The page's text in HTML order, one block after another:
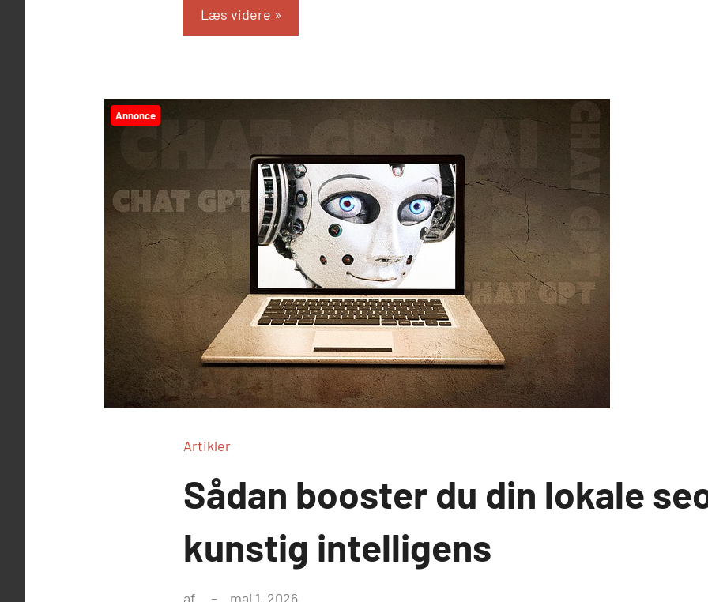
Læs videre
Annonce
Artikler
Sådan booster du din lokale
kunstig intelligens
af maj 1, 2026